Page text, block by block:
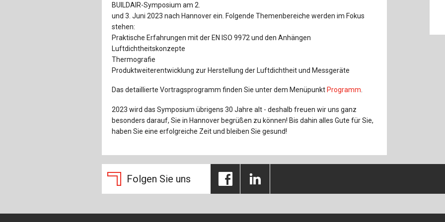
Brückenbau
E&S Zeitlos
BUILDAIR-Symposium am 2.
und 3. Juni 2023 nach Hannover ein. Folgende Themenbereiche werden im Fokus
stehen:
Praktische Erfahrungen mit der EN ISO 9972 und den Anhängen
Luftdichtheitskonzepte
Thermografie
Produktweiterentwicklung zur Herstellung der Luftdichtheit und Messgeräte
Das detaillierte Vortragsprogramm finden Sie unter dem Menüpunkt Programm
2023 wird das Symposium übrigens 30 Jahre alt - deshalb freuen wir uns ganz
besonders darauf, Sie in Hannover begrüßen zu können! Bis dahin alles Gute für Sie,
haben Sie eine erfolgreiche Zeit und bleiben Sie gesund!
Folgen Sie uns